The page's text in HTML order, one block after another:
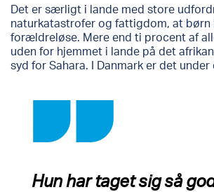
Det er særligt i lande med store
naturkatastrofer og fattigdom, at børn
forældreløse. Mere end ti procent af
uden for hjemmet i lande på det
syd for Sahara. I Danmark er det
Hun har taget sig så